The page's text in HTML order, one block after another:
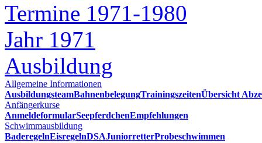
Termine 1971-1980
Jahr 1971
Ausbildung
Allgemeine Informationen
AusbildungsteamBahnenbelegungTrainingszeitenÜbersicht
Anfängerkurse
AnmeldeformularSeepferdchenEmpfehlungen
Schwimmausbildung
BaderegelnEisregelnDSAJuniorretterProbeschwimmen